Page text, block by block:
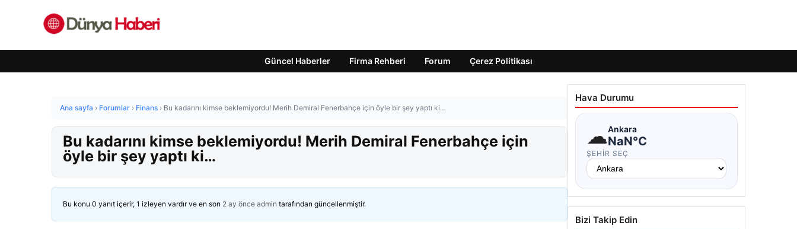
Güncel Haberler Firma Rehberi Forum Çerez Politikası
Ana sayfa › Forumlar › Finans › Bu kadarını kimse beklemiyordu! Merih Demiral Fenerbahçe için öyle bir şey yaptı ki…
Bu kadarını kimse beklemiyordu! Merih Demiral Fenerbahçe için
öyle bir şey yaptı ki…
Bu konu 0 yanıt içerir, 1 izleyen vardır ve en son 2 ay önce admin tarafından güncellenmiştir.
Hava Durumu
☁Ankara
NaN°C
ŞEHIR SEÇ
Bizi Takip Edin